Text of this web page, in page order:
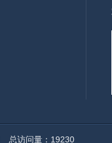
总访问量：19230